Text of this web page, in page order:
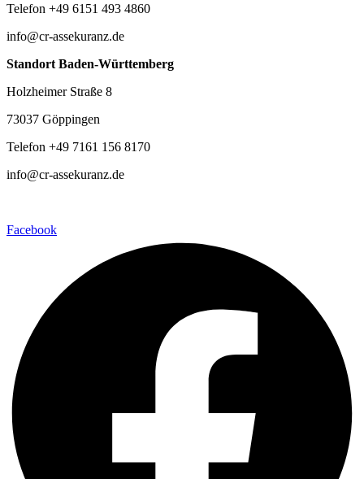
Telefon +49 6151 493 4860
info@cr-assekuranz.de
Standort Baden-Württemberg
Holzheimer Straße 8
73037 Göppingen
Telefon +49 7161 156 8170
info@cr-assekuranz.de
Facebook